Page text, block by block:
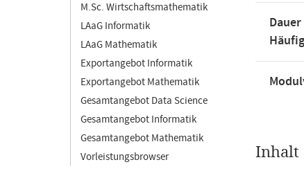
M.Sc. Wirtschaftsmathematik
LAaG Informatik
LAaG Mathematik
Exportangebot Informatik
Exportangebot Mathematik
Gesamtangebot Data Science
Gesamtangebot Informatik
Gesamtangebot Mathematik
Vorleistungsbrowser
Inhalt